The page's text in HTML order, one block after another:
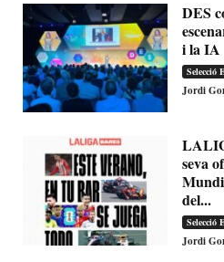
DES
i la IA
Selecció
Jordi
seva
del...
Selecció
Jordi